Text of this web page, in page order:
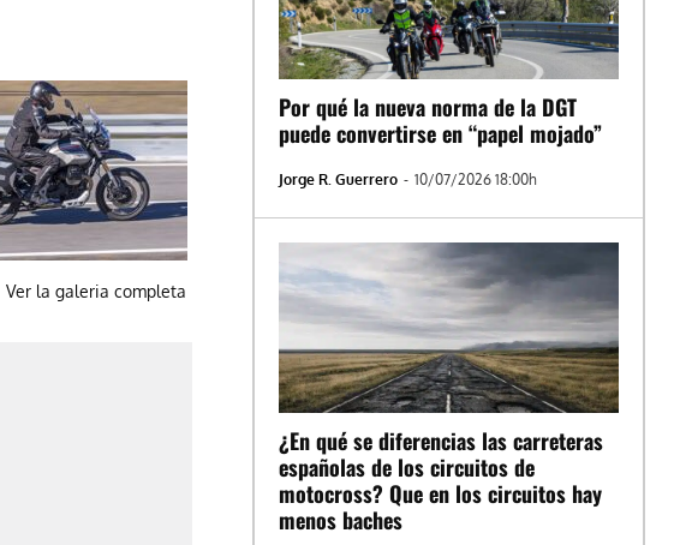
Ver la galeria completa
Por qué la nueva norma de la DGT
puede convertirse en “papel mojado”
Jorge R. Guerrero - 10/07/2026 18:00h
¿En qué se diferencias las carreteras
españolas de los circuitos de
motocross? Que en los circuitos hay
menos baches